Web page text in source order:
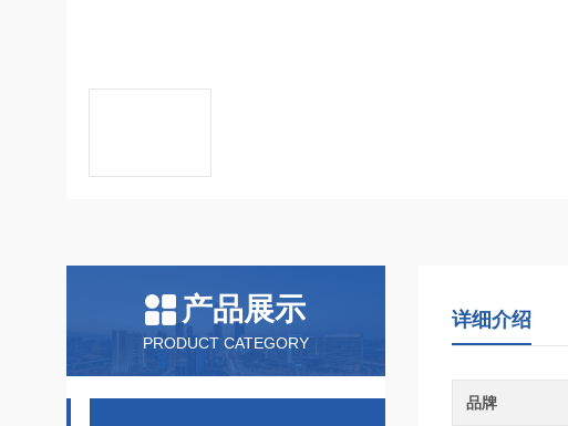
产品展示
PRODUCT CATEGORY
详细介绍
品牌